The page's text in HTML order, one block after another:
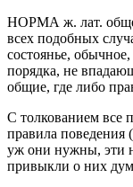
НОРМА ж. лат.
всех подобных
состоянье,
порядка, не
общие, где либо
С толкованием все
правила поведения
уж они нужны, эти
привыкли о них